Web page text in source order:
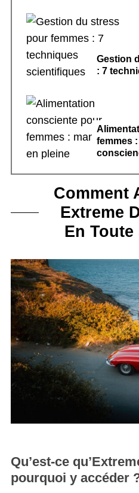
Gestion
: 7
femmes
Comment
Extreme
En
Qu’est-ce
pourquoi y accéder